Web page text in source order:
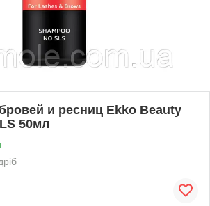
и ресниц Ekko Beauty
50мл